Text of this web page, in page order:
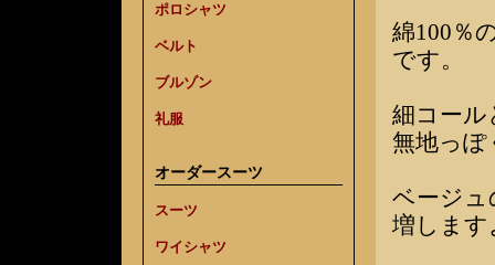
ポロシャツ
ベルト
ブルゾン
礼服
オーダースーツ
スーツ
ワイシャツ
綿100％
です。
細コー
無地っぽ
ベージュ
増します